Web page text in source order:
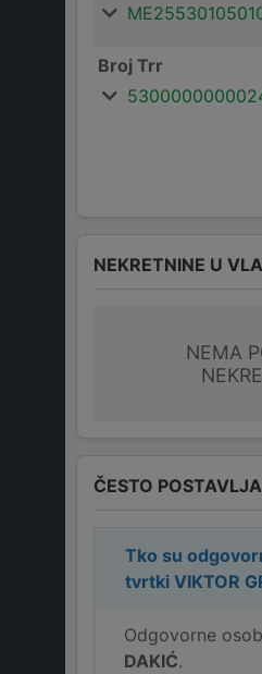
Broj Trr
NEKRETNINE U
NEMA
ČESTO
Tko su
tvrtki VIKTOR
Odgovorne
DAKIĆ.